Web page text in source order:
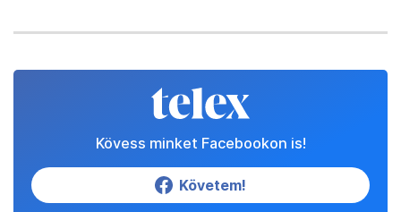
Kövess minket Facebookon is!
Követem!